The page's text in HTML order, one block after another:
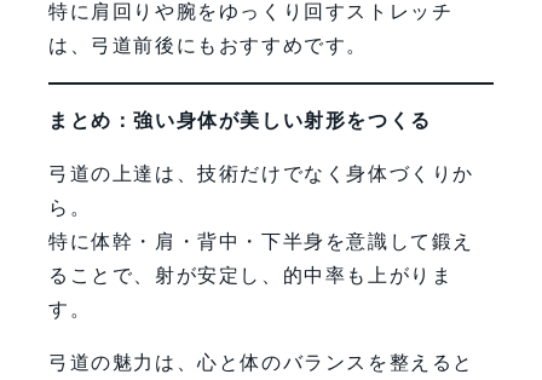
特に肩回りや腕をゆっくり回すストレッチ
は、弓道前後にもおすすめです。
まとめ：強い身体が美しい射形をつくる
弓道の上達は、技術だけでなく身体づくりか
ら。
特に体幹・肩・背中・下半身を意識して鍛え
ることで、射が安定し、的中率も上がりま
す。
弓道の魅力は、心と体のバランスを整えると